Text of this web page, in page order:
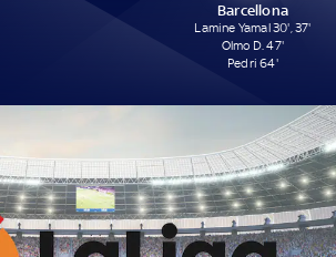
Barcellona
Lamine Yamal 30', 37'
Olmo D. 47'
Pedri 64'